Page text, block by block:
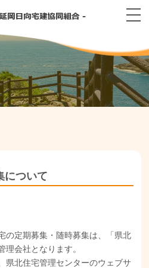
について
の定期募集・随時募集は、「県北
理会社となります。
県北住宅管理センターのウェブサ